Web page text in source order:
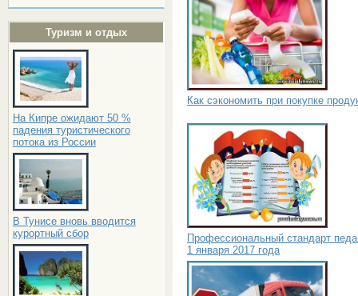
Туризм и отдых
На Кипре ожидают 50 %
падения туристического
потока из России
В Тунисе вновь вводится
курортный сбор
Как сэкономить при покупке
Профессиональный стандарт
1 января 2017 года